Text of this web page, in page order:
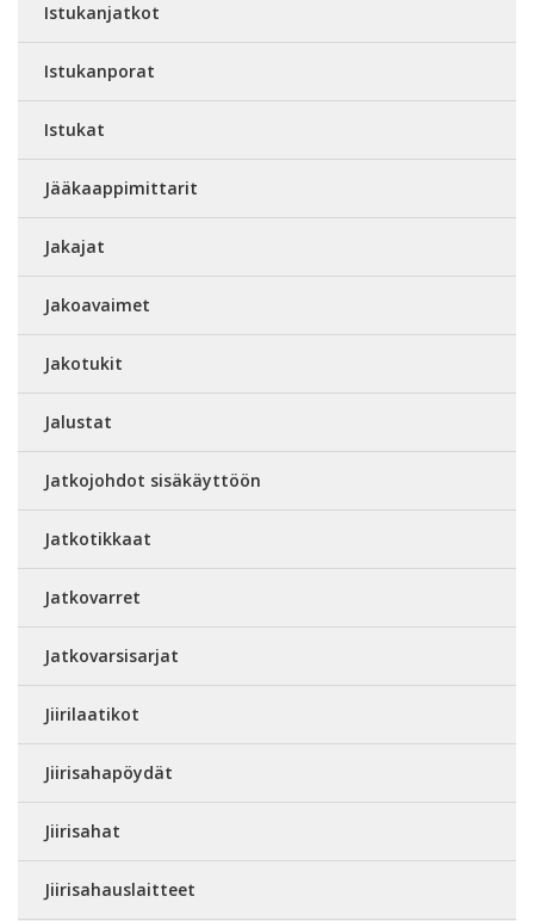
Istukanjatkot
Istukanporat
Istukat
Jääkaappimittarit
Jakajat
Jakoavaimet
Jakotukit
Jalustat
Jatkojohdot sisäkäyttöön
Jatkotikkaat
Jatkovarret
Jatkovarsisarjat
Jiirilaatikot
Jiirisahapöydät
Jiirisahat
Jiirisahauslaitteet